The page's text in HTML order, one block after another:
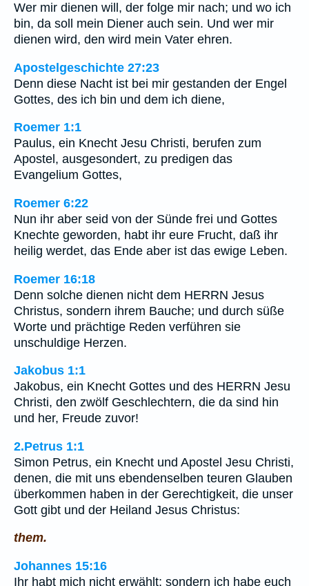
Wer mir dienen will, der folge mir nach; und wo ich
bin, da soll mein Diener auch sein. Und wer mir
dienen wird, den wird mein Vater ehren.
Apostelgeschichte 27:23
Denn diese Nacht ist bei mir gestanden der Engel
Gottes, des ich bin und dem ich diene,
Roemer 1:1
Paulus, ein Knecht Jesu Christi, berufen zum
Apostel, ausgesondert, zu predigen das
Evangelium Gottes,
Roemer 6:22
Nun ihr aber seid von der Sünde frei und Gottes
Knechte geworden, habt ihr eure Frucht, daß ihr
heilig werdet, das Ende aber ist das ewige Leben.
Roemer 16:18
Denn solche dienen nicht dem HERRN Jesus
Christus, sondern ihrem Bauche; und durch süße
Worte und prächtige Reden verführen sie
unschuldige Herzen.
Jakobus 1:1
Jakobus, ein Knecht Gottes und des HERRN Jesu
Christi, den zwölf Geschlechtern, die da sind hin
und her, Freude zuvor!
2.Petrus 1:1
Simon Petrus, ein Knecht und Apostel Jesu Christi,
denen, die mit uns ebendenselben teuren Glauben
überkommen haben in der Gerechtigkeit, die unser
Gott gibt und der Heiland Jesus Christus:
them.
Johannes 15:16
Ihr habt mich nicht erwählt; sondern ich habe euch